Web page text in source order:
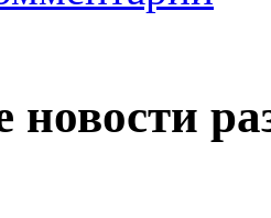
новости